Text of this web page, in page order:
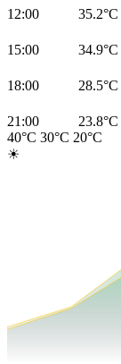
12:00 35.2°C
15:00 34.9°C
18:00 28.5°C
21:00 23.8°C
40°C 30°C 20°C
☀